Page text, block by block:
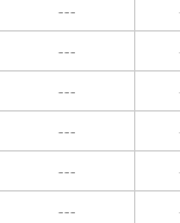
---
---
---
---
---
---